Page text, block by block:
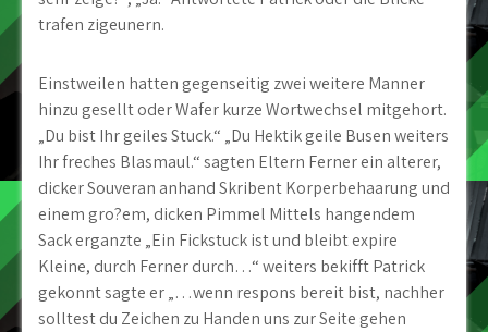
trafen zigeunern.
Einstweilen hatten gegenseitig zwei weitere Manner
hinzu gesellt oder Wafer kurze Wortwechsel mitgehort.
„Du bist Ihr geiles Stuck.“ „Du Hektik geile Busen weiters
Ihr freches Blasmaul.“ sagten Eltern Ferner ein alterer,
dicker Souveran anhand Skribent Korperbehaarung und
einem gro?em, dicken Pimmel Mittels hangendem
Sack erganzte „Ein Fickstuck ist und bleibt expire
Kleine, durch Ferner durch…“ weiters bekifft Patrick
gekonnt sagte er „…wenn respons bereit bist, nachher
solltest du Zeichen zu Handen uns zur Seite gehen